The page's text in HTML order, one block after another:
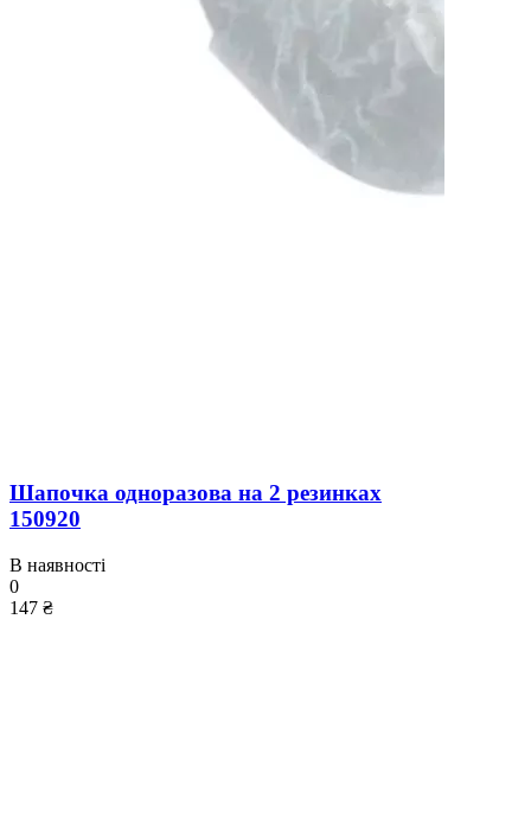
Шапочка одноразова на 2 резинках
150920
В наявності
0
147 ₴